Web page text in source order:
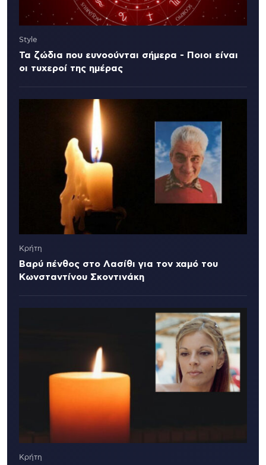
Style
Τα ζώδια που ευνοούνται σήμερα - Ποιοι είναι
οι τυχεροί της ημέρας
Κρήτη
Βαρύ πένθος στο Λασίθι για τον χαμό του
Κωνσταντίνου Σκοντινάκη
Κρήτη